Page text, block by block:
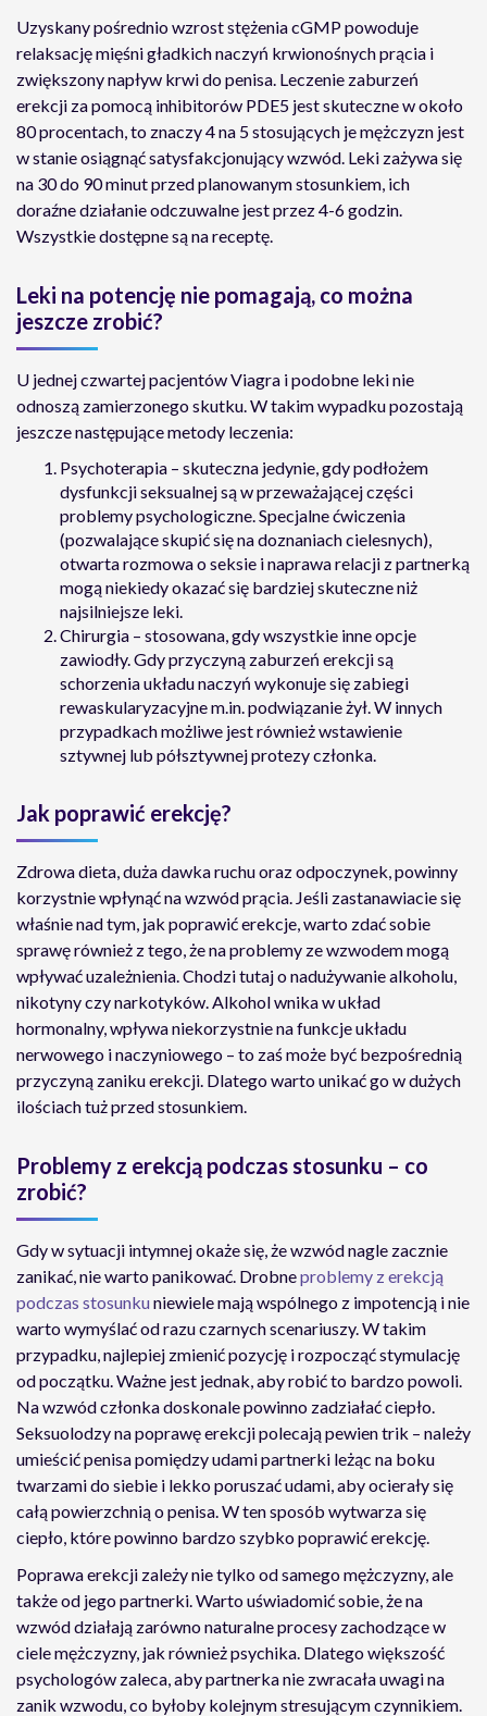
Uzyskany pośrednio wzrost stężenia cGMP powoduje
relaksację mięśni gładkich naczyń krwionośnych prącia i
zwiększony napływ krwi do penisa. Leczenie zaburzeń
erekcji za pomocą inhibitorów PDE5 jest skuteczne w około
80 procentach, to znaczy 4 na 5 stosujących je mężczyzn jest
w stanie osiągnąć satysfakcjonujący wzwód. Leki zażywa się
na 30 do 90 minut przed planowanym stosunkiem, ich
doraźne działanie odczuwalne jest przez 4-6 godzin.
Wszystkie dostępne są na receptę.
Leki na potencję nie pomagają, co można
jeszcze zrobić?
U jednej czwartej pacjentów Viagra i podobne leki nie
odnoszą zamierzonego skutku. W takim wypadku pozostają
jeszcze następujące metody leczenia:
Psychoterapia – skuteczna jedynie, gdy podłożem
dysfunkcji seksualnej są w przeważającej części
problemy psychologiczne. Specjalne ćwiczenia
(pozwalające skupić się na doznaniach cielesnych),
otwarta rozmowa o seksie i naprawa relacji z partnerką
mogą niekiedy okazać się bardziej skuteczne niż
najsilniejsze leki.
Chirurgia – stosowana, gdy wszystkie inne opcje
zawiodły. Gdy przyczyną zaburzeń erekcji są
schorzenia układu naczyń wykonuje się zabiegi
rewaskularyzacyjne m.in. podwiązanie żył. W innych
przypadkach możliwe jest również wstawienie
sztywnej lub półsztywnej protezy członka.
Jak poprawić erekcję?
Zdrowa dieta, duża dawka ruchu oraz odpoczynek, powinny
korzystnie wpłynąć na wzwód prącia. Jeśli zastanawiacie się
właśnie nad tym, jak poprawić erekcje, warto zdać sobie
sprawę również z tego, że na problemy ze wzwodem mogą
wpływać uzależnienia. Chodzi tutaj o nadużywanie alkoholu,
nikotyny czy narkotyków. Alkohol wnika w układ
hormonalny, wpływa niekorzystnie na funkcje układu
nerwowego i naczyniowego – to zaś może być bezpośrednią
przyczyną zaniku erekcji. Dlatego warto unikać go w dużych
ilościach tuż przed stosunkiem.
Problemy z erekcją podczas stosunku – co
zrobić?
Gdy w sytuacji intymnej okaże się, że wzwód nagle zacznie
zanikać, nie warto panikować. Drobneproblemy z erekcją
podczas stosunkuniewiele mają wspólnego z impotencją i nie
warto wymyślać od razu czarnych scenariuszy. W takim
przypadku, najlepiej zmienić pozycję i rozpocząć stymulację
od początku. Ważne jest jednak, aby robić to bardzo powoli.
Na wzwód członka doskonale powinno zadziałać ciepło.
Seksuolodzy na poprawę erekcji polecają pewien trik – należy
umieścić penisa pomiędzy udami partnerki leżąc na boku
twarzami do siebie i lekko poruszać udami, aby ocierały się
całą powierzchnią o penisa. W ten sposób wytwarza się
ciepło, które powinno bardzo szybko poprawić erekcję.
Poprawa erekcji zależy nie tylko od samego mężczyzny, ale
także od jego partnerki. Warto uświadomić sobie, że na
wzwód działają zarówno naturalne procesy zachodzące w
ciele mężczyzny, jak również psychika. Dlatego większość
psychologów zaleca, aby partnerka nie zwracała uwagi na
zanik wzwodu, co byłoby kolejnym stresującym czynnikiem.